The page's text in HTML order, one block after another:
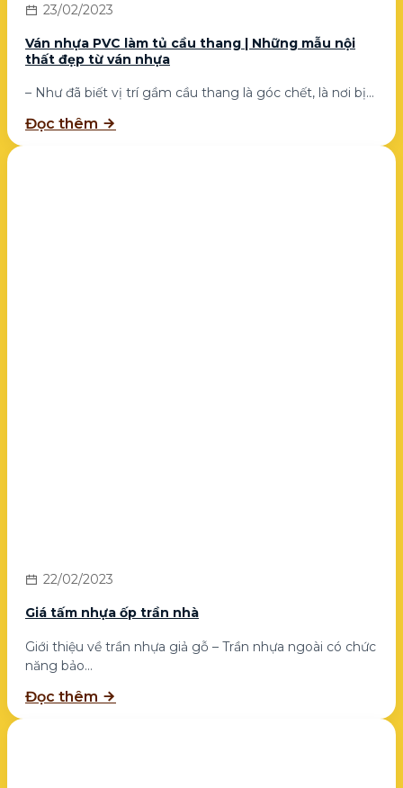
23/02/2023
Ván nhựa PVC làm tủ cầu thang | Những mẫu nội
thất đẹp từ ván nhựa
– Như đã biết vị trí gầm cầu thang là góc chết, là nơi bị...
Đọc thêm
22/02/2023
Giá tấm nhựa ốp trần nhà
Giới thiệu về trần nhựa giả gỗ – Trần nhựa ngoài có chức
năng bảo...
Đọc thêm